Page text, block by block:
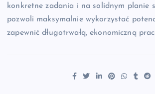
konkretne zadania i na solidnym planie
pozwoli maksymalnie wykorzystać
zapewnić długotrwałą, ekonomiczną